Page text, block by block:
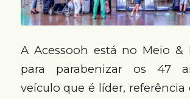
A Acessooh está no Meio &
para parabenizar os 47
veículo que é líder, referência